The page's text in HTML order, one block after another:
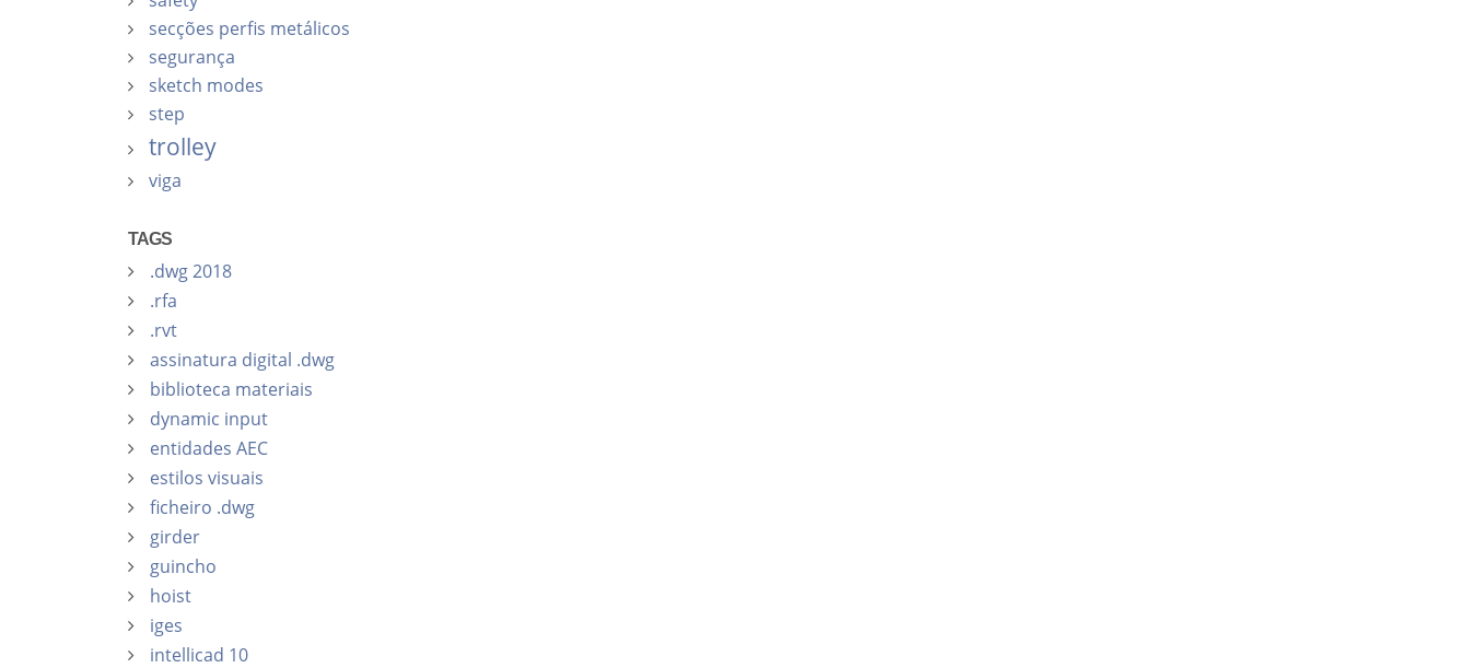
secções perfis metálicos
segurança
sketch modes
step
trolley
viga
TAGS
.dwg 2018
.rfa
.rvt
assinatura digital .dwg
biblioteca materiais
dynamic input
entidades AEC
estilos visuais
ficheiro .dwg
girder
guincho
hoist
iges
intellicad 10